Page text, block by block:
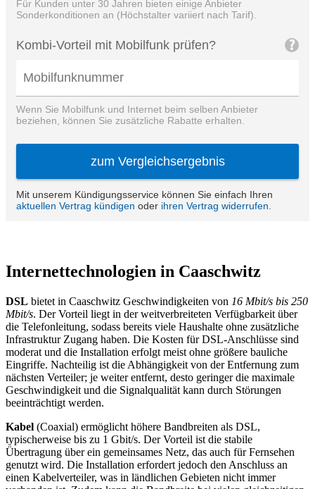
Internettechnologien in Caaschwitz
DSL bietet in Caaschwitz Geschwindigkeiten von 16 Mbit/s bis 250
Mbit/s. Der Vorteil liegt in der weitverbreiteten Verfügbarkeit über
die Telefonleitung, sodass bereits viele Haushalte ohne zusätzliche
Infrastruktur Zugang haben. Die Kosten für DSL-Anschlüsse sind
moderat und die Installation erfolgt meist ohne größere bauliche
Eingriffe. Nachteilig ist die Abhängigkeit von der Entfernung zum
nächsten Verteiler; je weiter entfernt, desto geringer die maximale
Geschwindigkeit und die Signalqualität kann durch Störungen
beeinträchtigt werden.
Kabel (Coaxial) ermöglicht höhere Bandbreiten als DSL,
typischerweise bis zu 1 Gbit/s. Der Vorteil ist die stabile
Übertragung über ein gemeinsames Netz, das auch für Fernsehen
genutzt wird. Die Installation erfordert jedoch den Anschluss an
einen Kabelverteiler, was in ländlichen Gebieten nicht immer